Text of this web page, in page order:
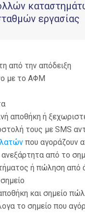
εργασίας
από την απόδειξη
με το ΑΦΜ
αποθήκη ή
τους με SMS
που αγοράζουν
από το
ή πώληση από
και σημείο
το σημείο που